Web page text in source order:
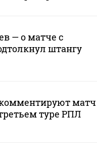
— о матче с
штангу
матч
туре РПЛ